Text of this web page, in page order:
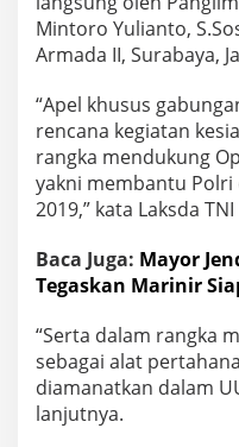
A
r
m
a
I
I
T
N
I
L
I
u
A
Mintoro Yulianto,
Armada II, Surabaya,
“Apel khusus
rencana kegiatan
rangka mendukung
yakni membantu
2019,” kata Laksda
Baca Juga: Mayor
Tegaskan Marinir
“Serta dalam rangka
sebagai alat
diamanatkan dalam
lanjutnya.